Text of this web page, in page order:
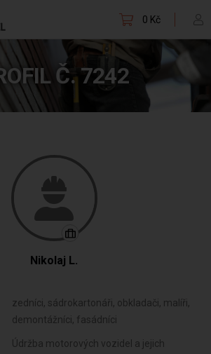
0 Kč
Č. 7242
Nikolaj L.
zedníci, sádrokartonáři, obkladači, malíři,
demontážníci, fasádníci
Údržba motorových vozidel a jejich